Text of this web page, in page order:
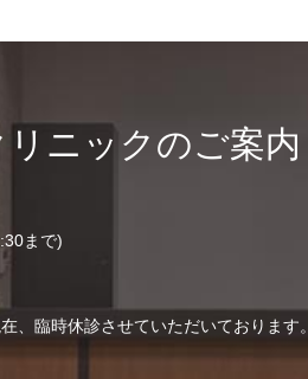
ニックのご案内
まで)
、臨時休診させていただいております。